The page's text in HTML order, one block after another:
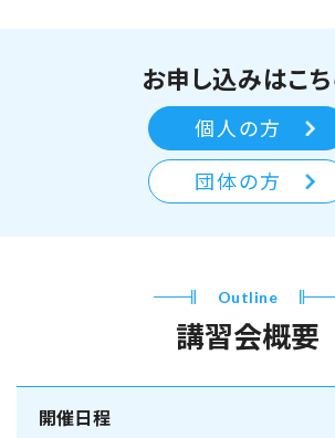
お申し込みはこ
個人の方
団体の方
Outline
講習会概要
開催日程